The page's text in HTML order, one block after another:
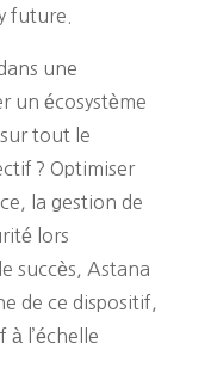
future.
une
un écosystème
tout le
? Optimiser
la gestion de
lors
succès, Astana
de ce dispositif,
à l’échelle